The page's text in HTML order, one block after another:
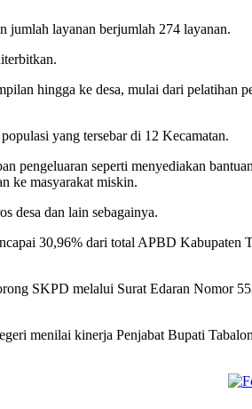
jumlah layanan berjumlah 274 layanan.
hingga ke desa, mulai dari pelatihan
yang tersebar di 12 Kecamatan.
pengeluaran seperti menyediakan
ke masyarakat miskin.
desa dan lain sebagainya.
30,96% dari total APBD Kabupaten
SKPD melalui Surat Edaran Nomor
menilai kinerja Penjabat Bupati